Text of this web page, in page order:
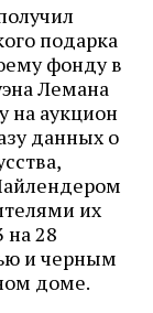
подарка
фонду в
Лемана
на аукцион
данных о
их
на 28
и черным
доме.